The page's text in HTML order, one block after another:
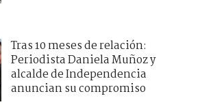
Tras 10 meses de relación:
Periodista Daniela Muñoz y
alcalde de Independencia
anuncian su compromiso